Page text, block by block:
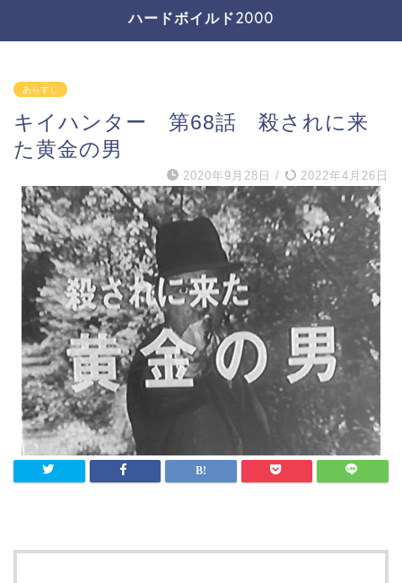
ハードボイルド2000
あらすじ
キイハンター 第68話 殺されに来
た黄金の男
2020年9月28日 / 2022年4月26日